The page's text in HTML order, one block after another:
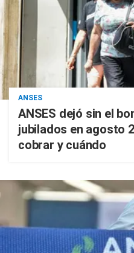
ANSES
ANSES dejó sin el
jubilados en agosto
cobrar y cuándo